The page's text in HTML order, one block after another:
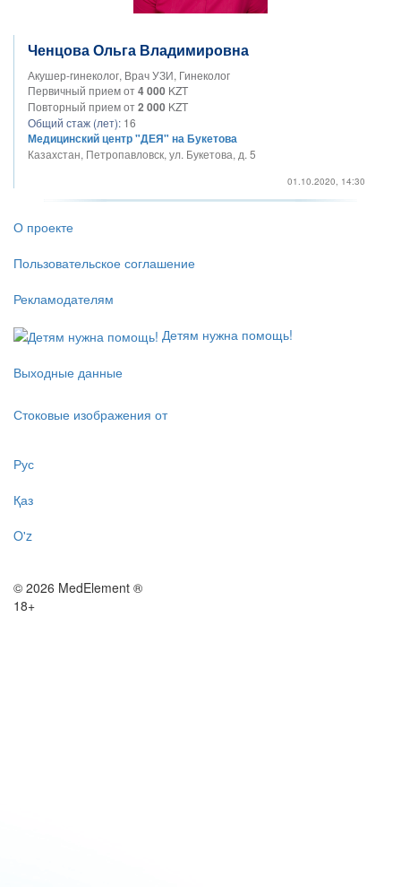
Ченцова Ольга Владимировна
Акушер-гинеколог, Врач УЗИ, Гинеколог
Первичный прием от4 000 KZT
Повторный прием от2 000 KZT
Общий стаж (лет): 16
Медицинский центр "ДЕЯ" на Букетова
Казахстан, Петропавловск, ул. Букетова, д. 5
01.10.2020, 14:30
О проекте
Пользовательское соглашение
Рекламодателям
Детям нужна помощь!
Выходные данные
Стоковые изображения от
Рус
Қаз
O'z
© 2026 MedElement ®
18+